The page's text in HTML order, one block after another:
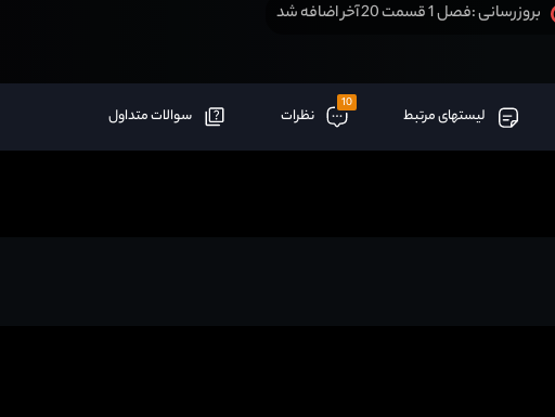
بروزرسانی :فصل 1 قسمت 20 آخر اضافه شد
لیستهای مرتبط
10
نظرات سوالات متداول